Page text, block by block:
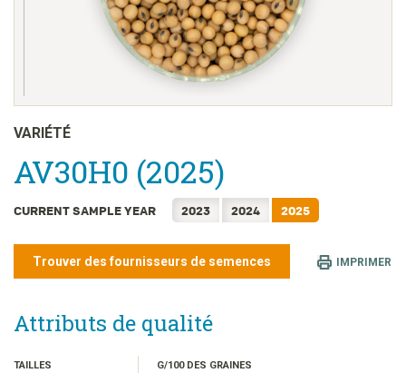
ENGLISH
日本語
한국어
简体中文
繁體中文
TIẾNG VIỆT
VARIÉTÉ
AV30H0 (2025)
CURRENT SAMPLE YEAR 2023 2024 2025
Trouver des fournisseurs de semences IMPRIMER
Attributs de qualité
TAILLES G/100 DES GRAINES